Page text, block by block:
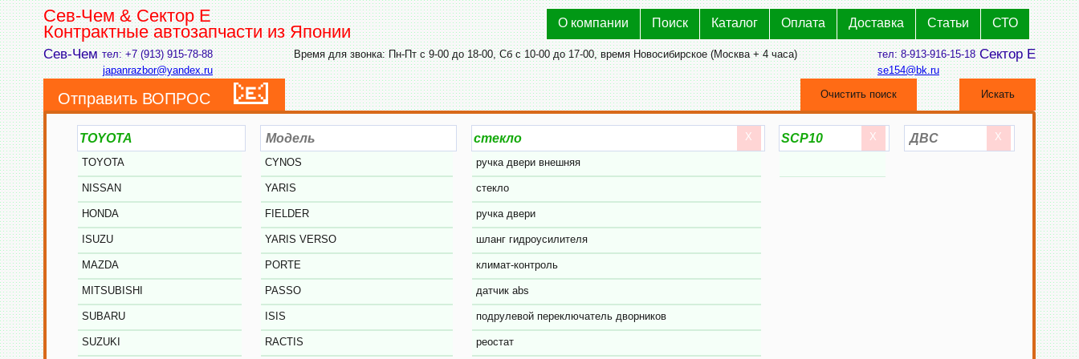
Сев-Чем & Сектор Е
Контрактные автозапчасти из Японии
О компании Поиск Каталог Оплата Доставка Статьи СТО
Сев-Чем тел: +7 (913) 915-78-88
japanrazbor@yandex.ru
Сектор Е
тел: 8-913-916-15-18
se154@bk.ru
Время для звонка: Пн-Пт с 9-00 до 18-00, Сб с 10-00 до 17-00, время Новосибирское (Москва + 4 часа)
Отправить ВОПРОС 📧 Искать
Очистить поиск
TOYOTA
NISSAN
HONDA
ISUZU
MAZDA
MITSUBISHI
SUBARU
SUZUKI
CYNOS
YARIS
FIELDER
YARIS VERSO
PORTE
PASSO
ISIS
RACTIS
X
ручка двери внешняя
стекло
ручка двери
шланг гидроусилителя
климат-контроль
датчик abs
подрулевой переключатель дворников
реостат
X X